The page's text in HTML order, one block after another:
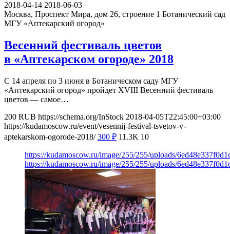
2018-04-14 2018-06-03
Москва, Проспект Мира, дом 26, строение 1 Ботанический сад
МГУ «Аптекарский огород»
Весенний фестиваль цветов
в «Аптекарском огороде» 2018
С 14 апреля по 3 июня в Ботаническом саду МГУ
«Аптекарский огород» пройдет XVIII Весенний фестиваль
цветов — самое…
200 RUB https://schema.org/InStock 2018-04-05T22:45:00+03:00
https://kudamoscow.ru/event/vesennij-festival-tsvetov-v-
aptekarskom-ogorode-2018/ 300 ₽ 11.3K 10
https://kudamoscow.ru/image/255/255/uploads/
https://kudamoscow.ru/image/255/255/uploads/